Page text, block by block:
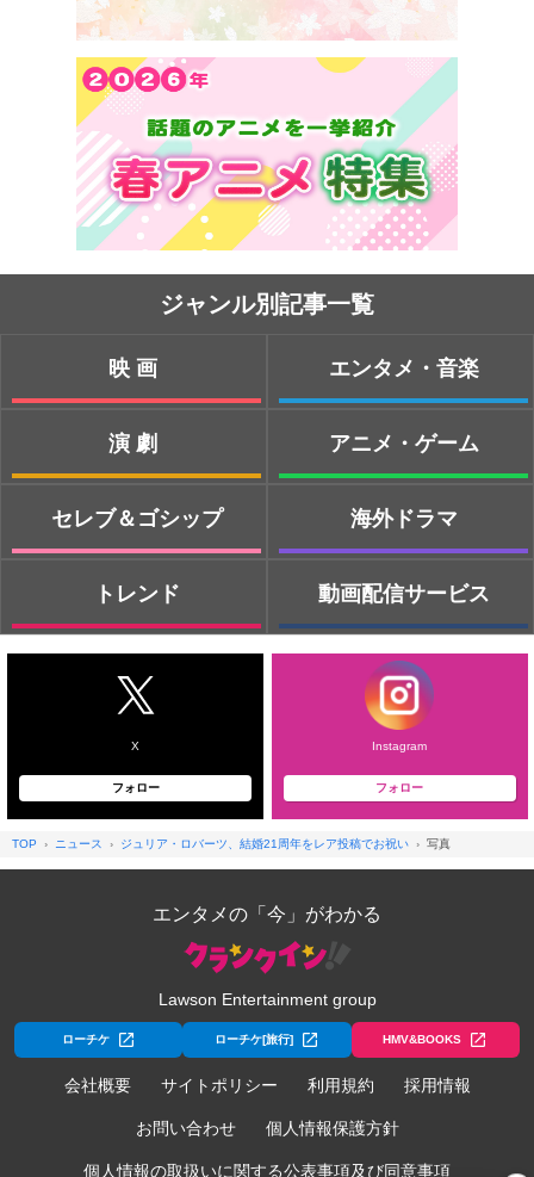
ジャンル別記事一覧
映画
演劇
セレブ＆ゴシップ
トレンド
エンタメ・音楽
アニメ・ゲーム
海外ドラマ
動画配信サービス
X
フォロー
Instagram
フォロー
TOP ニュース ジュリア・ロバーツ、結婚21周年をレア投稿でお祝い 写真
エンタメの「今」がわかる
Lawson Entertainment group
ローチケ ローチケ[旅行] HMV&BOOKS
会社概要 サイトポリシー 利用規約 採用情報
お問い合わせ 個人情報保護方針
個人情報の取扱いに関する公表事項及び同意事項